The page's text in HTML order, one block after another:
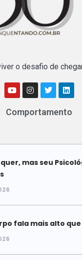
o desafio de
Comportamento
mas seu
fala mais alto